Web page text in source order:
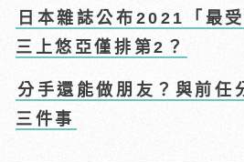
日本雜誌公布2021「最
三上悠亞僅排第2？
分手還能做朋友？與前任
三件事